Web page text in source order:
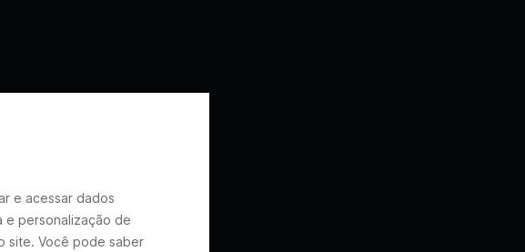
e acessar dados
e personalização de
site. Você pode saber